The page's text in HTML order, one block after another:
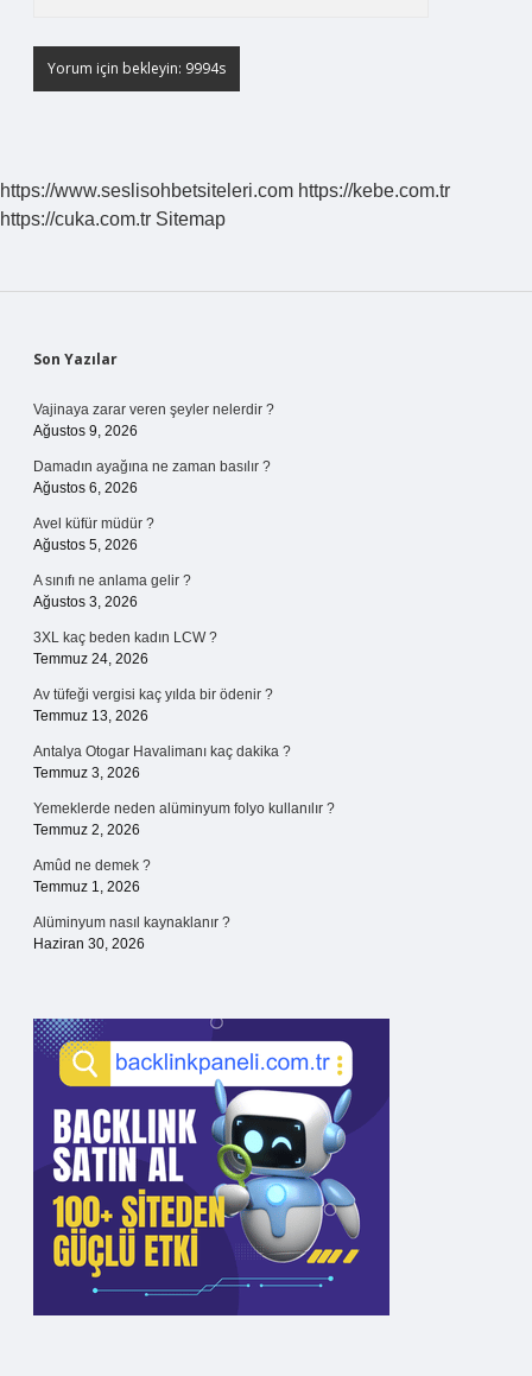
https://www.seslisohbetsiteleri.com https://kebe.com.tr
https://cuka.com.tr Sitemap
Sidebar
Son Yazılar
Vajinaya zarar veren şeyler nelerdir ?
Ağustos 9, 2026
Damadın ayağına ne zaman basılır ?
Ağustos 6, 2026
Avel küfür müdür ?
Ağustos 5, 2026
A sınıfı ne anlama gelir ?
Ağustos 3, 2026
3XL kaç beden kadın LCW ?
Temmuz 24, 2026
Av tüfeği vergisi kaç yılda bir ödenir ?
Temmuz 13, 2026
Antalya Otogar Havalimanı kaç dakika ?
Temmuz 3, 2026
Yemeklerde neden alüminyum folyo kullanılır ?
Temmuz 2, 2026
Amûd ne demek ?
Temmuz 1, 2026
Alüminyum nasıl kaynaklanır ?
Haziran 30, 2026